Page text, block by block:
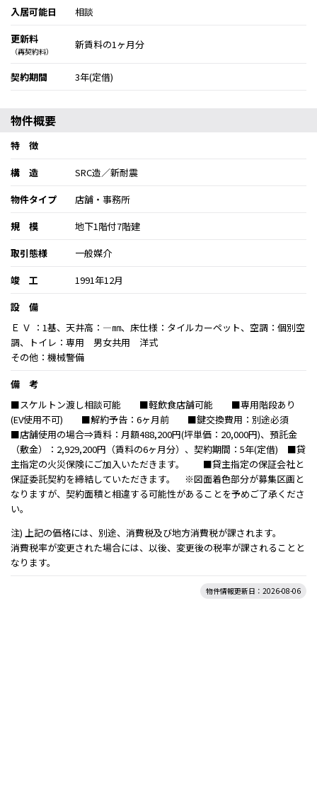
入居可能日
相談
更新料
（再契約料）
新賃料の1ヶ月分
契約期間 3年(定借)
物件概要
特 徴
構 造
SRC造／新耐震
物件タイプ
店舗・事務所
規 模
地下1階付7階建
取引態様
一般媒介
竣 工
1991年12月
設 備
Ｅ Ｖ ：1基、天井高：―㎜、床仕様：タイルカーペット、空調：個別空
調、トイレ：専用 男女共用 洋式
その他：機械警備
備 考
■スケルトン渡し相談可能 ■軽飲食店舗可能 ■専用階段あり
(EV使用不可) ■解約予告：6ヶ月前 ■鍵交換費用：別途必須
■店舗使用の場合⇒賃料：月額488,200円(坪単価：20,000円)、預託金
（敷金）：2,929,200円（賃料の6ヶ月分）、契約期間：5年(定借) ■貸
主指定の火災保険にご加入いただきます。 ■貸主指定の保証会社と
保証委託契約を締結していただきます。 ※図面着色部分が募集区画と
なりますが、契約面積と相違する可能性があることを予めご了承くださ
い。
注) 上記の価格には、別途、消費税及び地方消費税が課されます。
消費税率が変更された場合には、以後、変更後の税率が課されることと
なります。
物件情報更新日：2026-08-06